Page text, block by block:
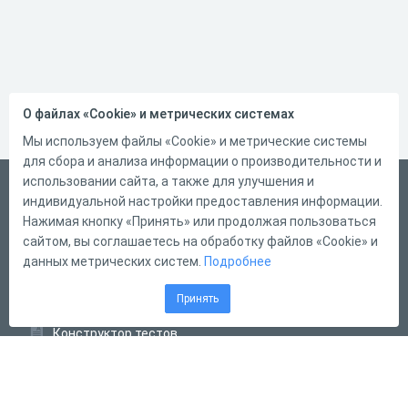
Русский
Справка
Форма обратной связи
Конструктор тестов
О файлах «Cookie» и метрических системах
Мы используем файлы «Cookie» и метрические системы
для сбора и анализа информации о производительности и
использовании сайта, а также для улучшения и
индивидуальной настройки предоставления информации.
Нажимая кнопку «Принять» или продолжая пользоваться
сайтом, вы соглашаетесь на обработку файлов «Cookie» и
данных метрических систем. Подробнее
Принять